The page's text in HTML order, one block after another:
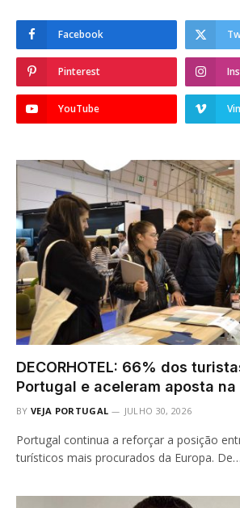
Facebook
Pinterest
YouTube
DECORHOTEL: 66% dos
Portugal e aceleram aposta
BY VEJA PORTUGAL JULHO 30, 2026
Portugal continua a reforçar a posição
turísticos mais procurados da Europa. De…